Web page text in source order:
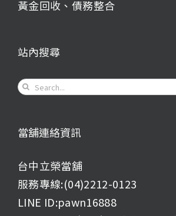
黃金回收 、 債務整合
站內搜尋
Search
當舖連絡資訊
台中立榮當舖
服務專線:(04)2212-0123
LINE ID:pawn16888